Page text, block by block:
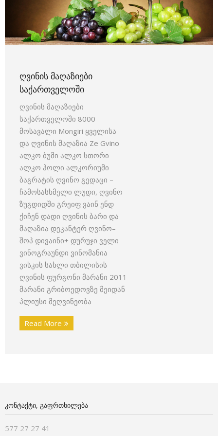
ᲦᲕᲘᲜᲘᲡ ᲛᲐᲦᲐᲖᲘᲔᲑᲘ
ᲡᲐᲥᲐᲠᲗᲕᲔᲚᲝᲨᲘ
ღვინის მაღაზიები
საქართველოში 8000
მოსავალი Mongiri ყველისა
და ღვინის მაღაზია Ze Gvino
ალკო ბუმი ალკო სთორი
ალკო ჰოლი ალკორიუმი
ბაგრატის ღვინო გედაცი –
ჩამოსასხმელი ლუდი, ღვინო
ზუგდიდში გრეიფ ვაინ ენდ
ქიჩენ დადი ღვინის ბარი და
მაღაზია დეკანტერ ღვინო–
შოპ დივაინი+ დურუჯი ველი
ვინოგრაუნდი ვინომანია
ვისკის სახლი თბილისის
ღვინის ფურგონი მარანი 2011
მარანი გრიბოედოვზე მეიდან
პლიუსი მეღვინეობა
Read More
ᲙᲝᲜᲢᲐᲥᲢᲘ, ᲒᲐᲤᲠᲗᲮᲘᲚᲔᲑᲐ
577 27 27 41